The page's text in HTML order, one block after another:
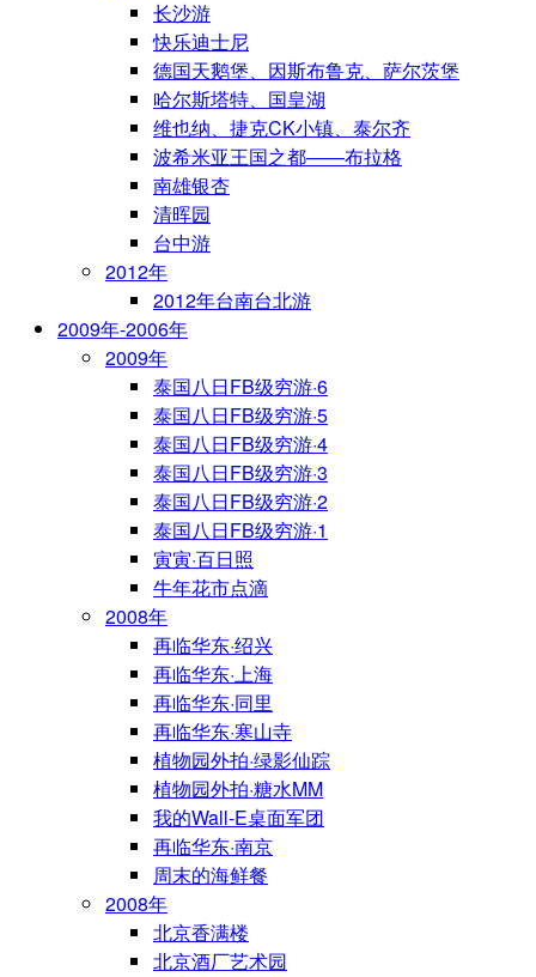
长沙游
快乐迪士尼
德国天鹅堡、因斯布鲁克、萨尔茨堡
哈尔斯塔特、国皇湖
维也纳、捷克CK小镇、泰尔齐
波希米亚王国之都——布拉格
南雄银杏
清晖园
台中游
2012年
2012年台南台北游
2009年-2006年
2009年
泰国八日FB级穷游·6
泰国八日FB级穷游·5
泰国八日FB级穷游·4
泰国八日FB级穷游·3
泰国八日FB级穷游·2
泰国八日FB级穷游·1
寅寅·百日照
牛年花市点滴
2008年
再临华东·绍兴
再临华东·上海
再临华东·同里
再临华东·寒山寺
植物园外拍·绿影仙踪
植物园外拍·糖水MM
我的Wall-E桌面军团
再临华东·南京
周末的海鲜餐
2008年
北京香满楼
北京酒厂艺术园